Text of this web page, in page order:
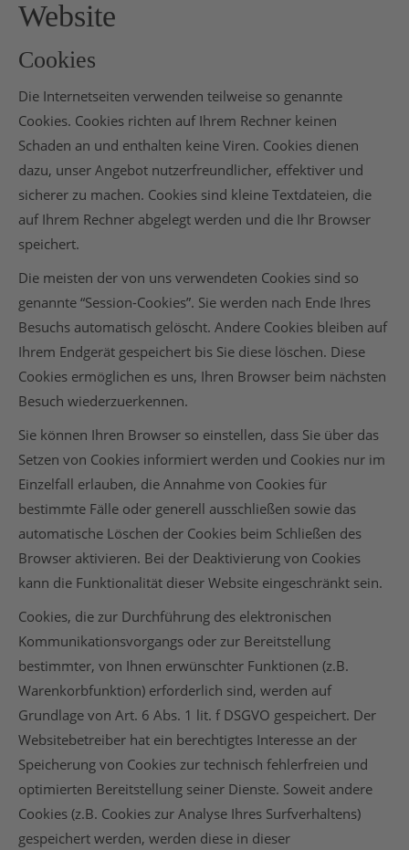
Website
Cookies
Die Internetseiten verwenden teilweise so genannte
Cookies. Cookies richten auf Ihrem Rechner keinen
Schaden an und enthalten keine Viren. Cookies dienen
dazu, unser Angebot nutzerfreundlicher, effektiver und
sicherer zu machen. Cookies sind kleine Textdateien, die
auf Ihrem Rechner abgelegt werden und die Ihr Browser
speichert.
Die meisten der von uns verwendeten Cookies sind so
genannte “Session-Cookies”. Sie werden nach Ende Ihres
Besuchs automatisch gelöscht. Andere Cookies bleiben auf
Ihrem Endgerät gespeichert bis Sie diese löschen. Diese
Cookies ermöglichen es uns, Ihren Browser beim nächsten
Besuch wiederzuerkennen.
Sie können Ihren Browser so einstellen, dass Sie über das
Setzen von Cookies informiert werden und Cookies nur im
Einzelfall erlauben, die Annahme von Cookies für
bestimmte Fälle oder generell ausschließen sowie das
automatische Löschen der Cookies beim Schließen des
Browser aktivieren. Bei der Deaktivierung von Cookies
kann die Funktionalität dieser Website eingeschränkt sein.
Cookies, die zur Durchführung des elektronischen
Kommunikationsvorgangs oder zur Bereitstellung
bestimmter, von Ihnen erwünschter Funktionen (z.B.
Warenkorbfunktion) erforderlich sind, werden auf
Grundlage von Art. 6 Abs. 1 lit. f DSGVO gespeichert. Der
Websitebetreiber hat ein berechtigtes Interesse an der
Speicherung von Cookies zur technisch fehlerfreien und
optimierten Bereitstellung seiner Dienste. Soweit andere
Cookies (z.B. Cookies zur Analyse Ihres Surfverhaltens)
gespeichert werden, werden diese in dieser